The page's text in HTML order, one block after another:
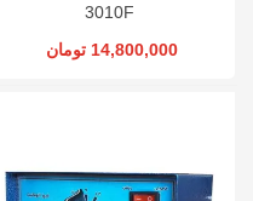
3010F
14,800,000 تومان